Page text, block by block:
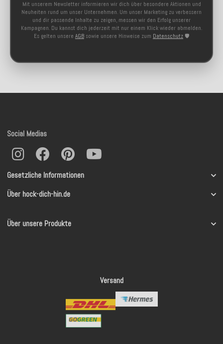
Mit unserem Newsletter informieren wir dich über besondere Aktionen und
Neuheiten rund um unser Unternehmen. Um unser Marketing zu verbessern
und dir passende Inhalte zu zeigen, messen wir den Erfolg unserer
Kampagnen. Du kannst dich jederzeit mit nur einem Klick wieder abmelden.
Es gelten unsere AGB sowie unsere Hinweise zum Datenschutz 🛡️
Gesetzliche Informationen
Über hock-dich-hin.de
Über unsere Produkte
Social Medias
Versand